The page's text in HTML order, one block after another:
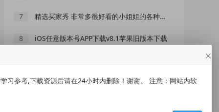
7 精选买家秀 非常多很好看的小姐姐的各种照片
8 iOS任意版本号APP下载v8.1苹果旧版本下载
10 小缇娜的奇幻之地
习参考,下载资源后请在24小时内删除！谢谢。 注意：网站内软